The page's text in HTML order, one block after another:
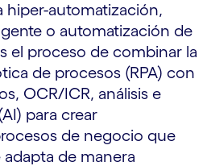
hiper-automatización,
o automatización de
el proceso de combinar la
de procesos (RPA) con
OCR/ICR, análisis e
para crear
de negocio que
adapta de manera